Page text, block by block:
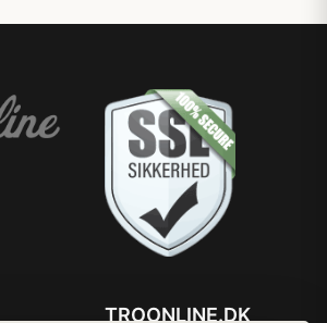
TROONLINE.DK